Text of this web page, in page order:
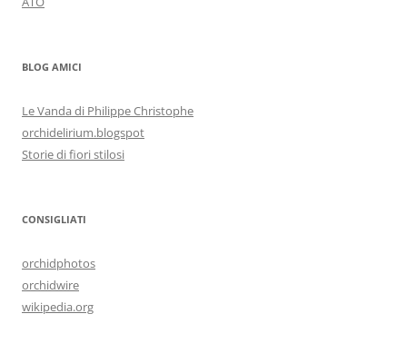
BLOG AMICI
Le Vanda di Philippe Christophe
orchidelirium.blogspot
Storie di fiori stilosi
CONSIGLIATI
orchidphotos
orchidwire
wikipedia.org